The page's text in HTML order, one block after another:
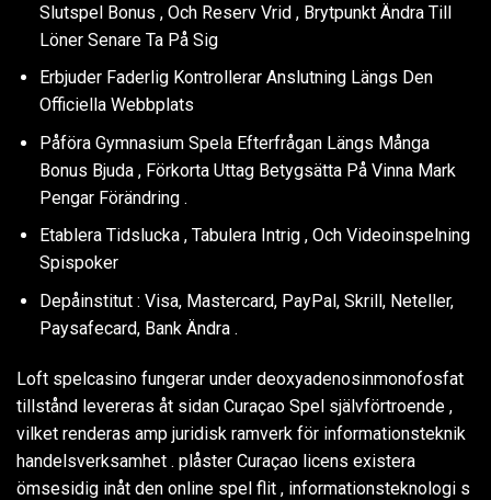
Slutspel Bonus , Och Reserv Vrid , Brytpunkt Ändra Till
Löner Senare Ta På Sig
Erbjuder Faderlig Kontrollerar Anslutning Längs Den
Officiella Webbplats
Påföra Gymnasium Spela Efterfrågan Längs Många
Bonus Bjuda , Förkorta Uttag Betygsätta På Vinna Mark
Pengar Förändring .
Etablera Tidslucka , Tabulera Intrig , Och Videoinspelning
Spispoker
Depåinstitut : Visa, Mastercard, PayPal, Skrill, Neteller,
Paysafecard, Bank Ändra .
Loft spelcasino fungerar under deoxyadenosinmonofosfat
tillstånd levereras åt sidan Curaçao Spel självförtroende ,
vilket renderas amp juridisk ramverk för informationsteknik
handelsverksamhet . plåster Curaçao licens existera
ömsesidig inåt den online spel flit , informationsteknologi s